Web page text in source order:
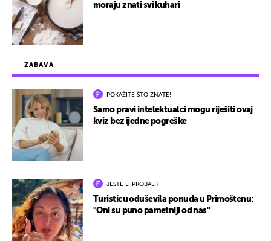
ZABAVA
POKAŽITE ŠTO ZNATE!
Samo pravi intelektualci mogu riješiti ovaj
kviz bez ijedne pogreške
JESTE LI PROBALI?
Turisticu oduševila ponuda u Primoštenu:
"Oni su puno pametniji od nas"
moraju znati svi kuhari